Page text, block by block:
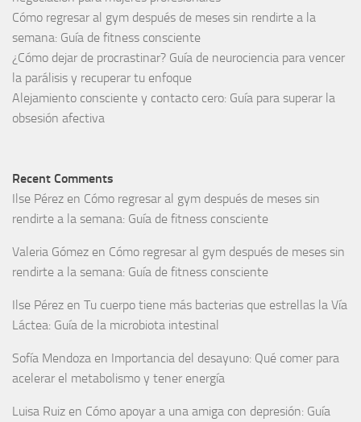
Cómo regresar al gym después de meses sin rendirte a la
semana: Guía de fitness consciente
¿Cómo dejar de procrastinar? Guía de neurociencia para vencer
la parálisis y recuperar tu enfoque
Alejamiento consciente y contacto cero: Guía para superar la
obsesión afectiva
Recent Comments
Ilse Pérez en Cómo regresar al gym después de meses sin
rendirte a la semana: Guía de fitness consciente
Valeria Gómez en Cómo regresar al gym después de meses sin
rendirte a la semana: Guía de fitness consciente
Ilse Pérez en Tu cuerpo tiene más bacterias que estrellas la Vía
Láctea: Guía de la microbiota intestinal
Sofía Mendoza en Importancia del desayuno: Qué comer para
acelerar el metabolismo y tener energía
Luisa Ruiz en Cómo apoyar a una amiga con depresión: Guía